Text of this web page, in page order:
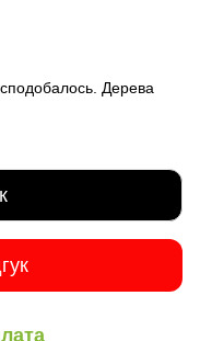
Дерева